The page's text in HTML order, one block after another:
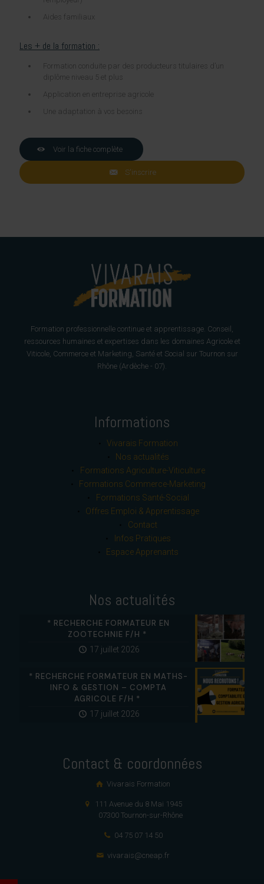
Aides familiaux
Les + de la formation :
Formation conduite par des producteurs titulaires d’un
diplôme niveau 5 et plus
Application en entreprise agricole
Une adaptation à vos besoins
Voir la fiche complète
S'inscrire
Formation professionnelle continue et apprentissage. Conseil,
ressources humaines et expertises dans les domaines Agricole et
Viticole, Commerce et Marketing, Santé et Social sur Tournon sur
Rhône (Ardèche - 07).
Informations
Vivarais Formation
Nos actualités
Formations Agriculture-Viticulture
Formations Commerce-Marketing
Formations Santé-Social
Offres Emploi & Apprentissage
Contact
Infos Pratiques
Espace Apprenants
Nos actualités
* RECHERCHE FORMATEUR EN
ZOOTECHNIE F/H *
17 juillet 2026
* RECHERCHE FORMATEUR EN MATHS-
INFO & GESTION – COMPTA
AGRICOLE F/H *
17 juillet 2026
Contact & coordonnées
Vivarais Formation
111 Avenue du 8 Mai 1945
07300 Tournon-sur-Rhône
04 75 07 14 50
vivarais@cneap.fr